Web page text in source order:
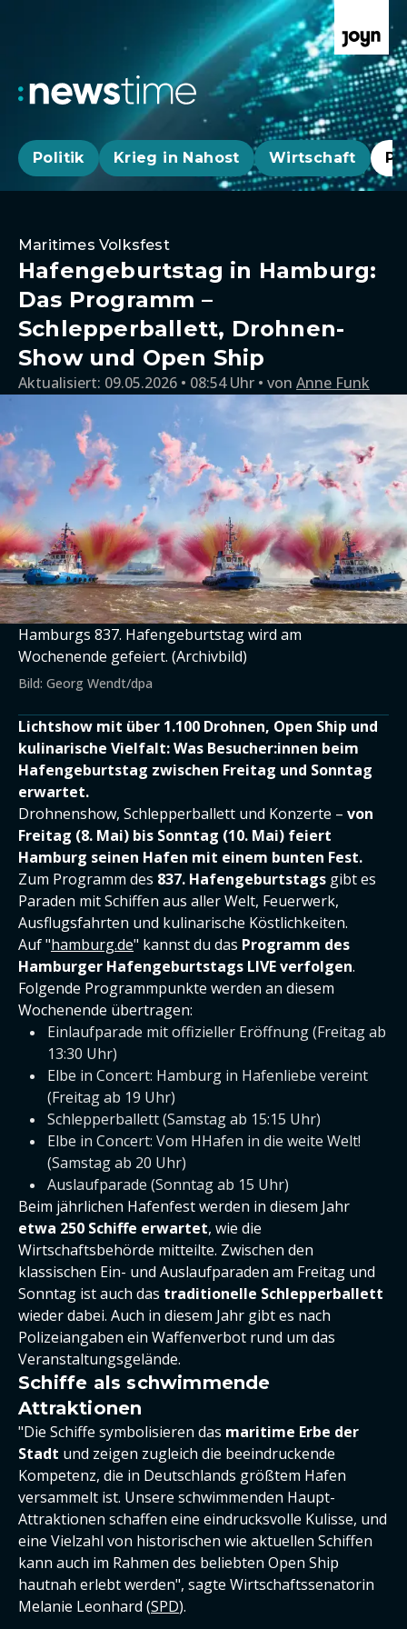
Politik Krieg in Nahost Wirtschaft
Maritimes Volksfest
Hafengeburtstag in Hamburg:
Das Programm –
Schlepperballett, Drohnen-
Show und Open Ship
Aktualisiert: 09.05.2026 • 08:54 Uhr von Anne Funk
Hamburgs 837. Hafengeburtstag wird am
Wochenende gefeiert. (Archivbild)
Bild: Georg Wendt/dpa
Lichtshow mit über 1.100 Drohnen, Open Ship und
kulinarische Vielfalt: Was Besucher:innen beim
Hafengeburtstag zwischen Freitag und Sonntag
erwartet.
Drohnenshow, Schlepperballett und Konzerte – von
Freitag (8. Mai) bis Sonntag (10. Mai) feiert
Hamburg seinen Hafen mit einem bunten Fest.
Zum Programm des 837. Hafengeburtstags gibt es
Paraden mit Schiffen aus aller Welt, Feuerwerk,
Ausflugsfahrten und kulinarische Köstlichkeiten.
Auf "hamburg.de" kannst du das Programm des
Hamburger Hafengeburtstags LIVE verfolgen.
Folgende Programmpunkte werden an diesem
Wochenende übertragen:
Einlaufparade mit offizieller Eröffnung (Freitag ab
13:30 Uhr)
Elbe in Concert: Hamburg in Hafenliebe vereint
(Freitag ab 19 Uhr)
Schlepperballett (Samstag ab 15:15 Uhr)
Elbe in Concert: Vom HHafen in die weite Welt!
(Samstag ab 20 Uhr)
Auslaufparade (Sonntag ab 15 Uhr)
Beim jährlichen Hafenfest werden in diesem Jahr
etwa 250 Schiffe erwartet, wie die
Wirtschaftsbehörde mitteilte. Zwischen den
klassischen Ein- und Auslaufparaden am Freitag und
Sonntag ist auch das traditionelle Schlepperballett
wieder dabei. Auch in diesem Jahr gibt es nach
Polizeiangaben ein Waffenverbot rund um das
Veranstaltungsgelände.
Schiffe als schwimmende
Attraktionen
"Die Schiffe symbolisieren das maritime Erbe der
Stadt und zeigen zugleich die beeindruckende
Kompetenz, die in Deutschlands größtem Hafen
versammelt ist. Unsere schwimmenden Haupt-
Attraktionen schaffen eine eindrucksvolle Kulisse, und
eine Vielzahl von historischen wie aktuellen Schiffen
kann auch im Rahmen des beliebten Open Ship
hautnah erlebt werden", sagte Wirtschaftssenatorin
Melanie Leonhard (SPD).